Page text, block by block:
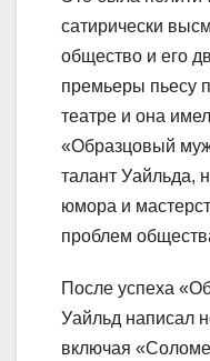
сатирически
общество и его
премьеры пьесу
театре и она
«Образцовый
талант Уайльда,
юмора и
проблем
После успеха
Уайльд написал
включая